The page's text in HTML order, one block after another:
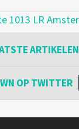
1013 LR
ARTIKELEN
OP TWITTER